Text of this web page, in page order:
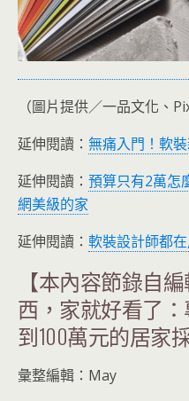
（圖片提供／一品文化、
延伸閱讀： 無痛入門！軟
延伸閱讀： 預算只有2萬怎
網美級的家
延伸閱讀： 軟裝設計師都
【本內容節錄自
西，家就好看了
到100萬元的居家
彙整編輯：May